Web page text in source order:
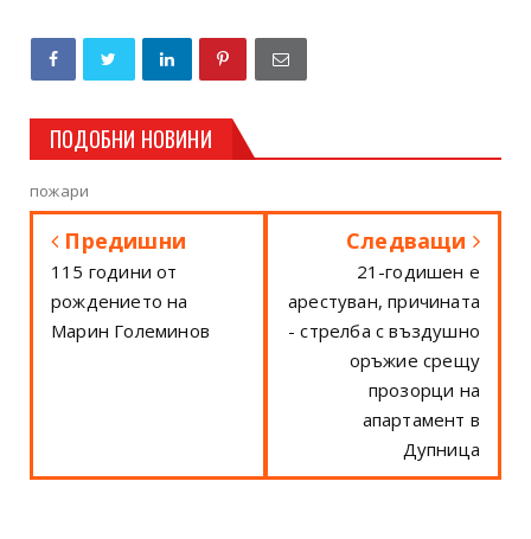
ПОДОБНИ НОВИНИ
пожари
Предишни
115 години от
рождението на
Марин Големинов
Следващи
21-годишен е
арестуван, причината
- стрелба с въздушно
оръжие срещу
прозорци на
апартамент в
Дупница